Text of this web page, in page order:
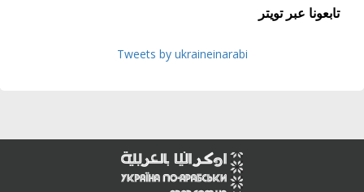
تابعونا عبر تويتر
Tweets by ukraineinarabi